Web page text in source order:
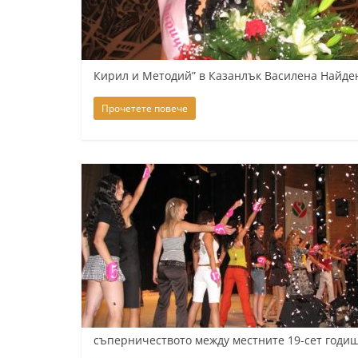
К
а
з
о
б
л
а
с
Кирил и Методий” в Казанлък Василена
Прочетете повече
съперничеството между местните 19-сет